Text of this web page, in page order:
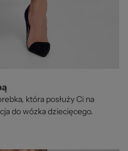
która posłuży Ci na
do wózka dziecięcego.